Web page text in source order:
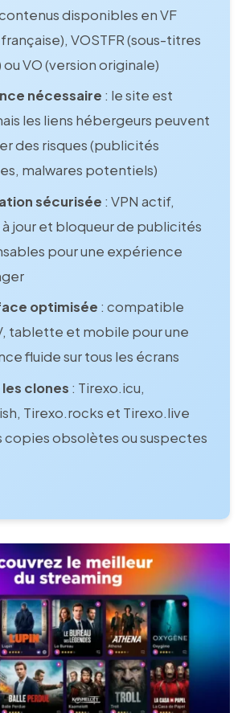
disponibles en VF
VOSTFR (sous-titres
ou VO (version originale)
nécessaire : le site est
les liens hébergeurs peuvent
des risques (publicités
malwares potentiels)
sécurisée : VPN actif,
à jour et bloqueur de publicités
pour une expérience
optimisée : compatible
tablette et mobile pour une
fluide sur tous les écrans
clones : Tirexo.icu,
Tirexo.rocks et Tirexo.live
copies obsolètes ou suspectes